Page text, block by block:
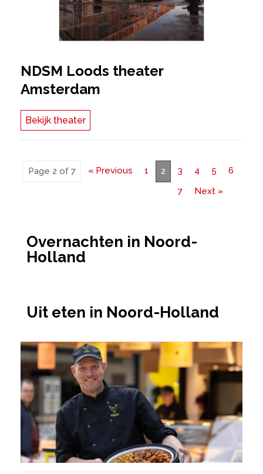
NDSM Loods theater
Amsterdam
Bekijk theater
Page 2 of 7 « Previous 1 2 3 4 5
6
7
Next »
Overnachten in Noord-
Holland
Uit eten in Noord-Holland